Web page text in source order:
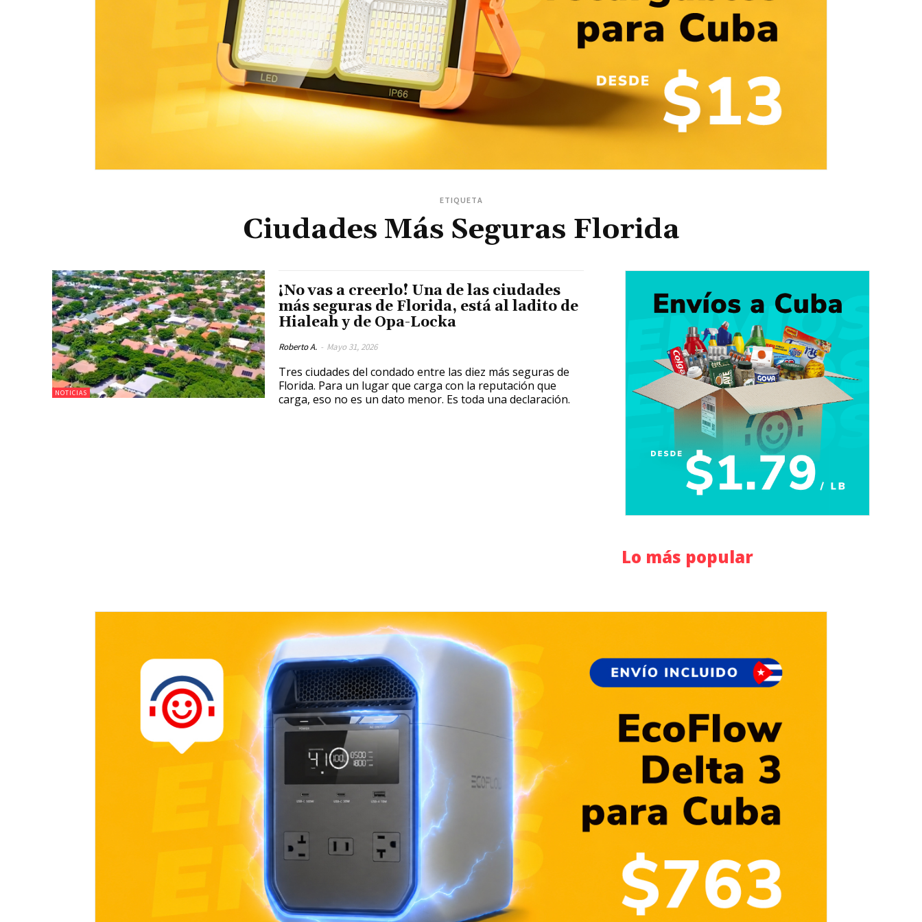
ETIQUETA
Ciudades Más Seguras Florida
NOTICIAS
¡No vas a creerlo! Una de las ciudades
más seguras de Florida, está al ladito de
Hialeah y de Opa-Locka
Roberto A. - Mayo 31, 2026
Tres ciudades del condado entre las diez más seguras de
Florida. Para un lugar que carga con la reputación que
carga, eso no es un dato menor. Es toda una declaración.
Lo más popular